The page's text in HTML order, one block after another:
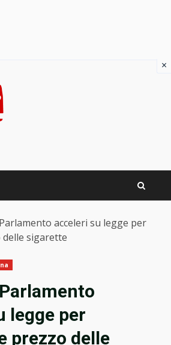
acceleri su legge per
sigarette
legge per
prezzo delle
×